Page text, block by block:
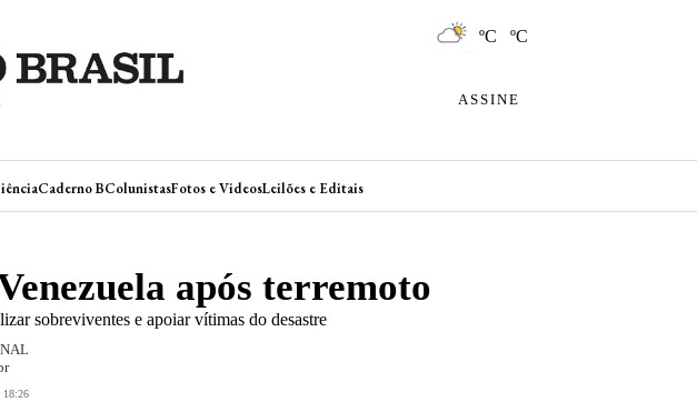
ºC ºC
ASSINE
Caderno BColunistasFotos e VideosLeilões e Editais
após terremoto
sobreviventes e apoiar vítimas do desastre
18:26